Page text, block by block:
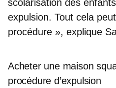
scolarisation des
expulsion. Tout cela
procédure », explique
Acheter une maison
procédure d’expulsion